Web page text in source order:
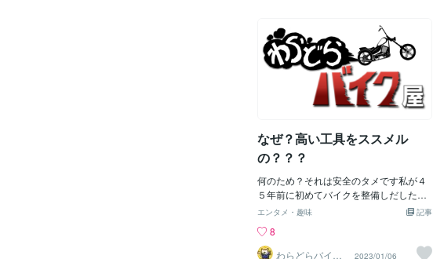
っぱいあるでしょうね？例えば・オート
バイのエンジンの回転が上がらないこれ
をググると「回転数が悪くアクセルの吹
け上がりが悪いときは、インシュレータ
ー（キャブレターホルダー）の2次エアの
疑いがある箇所を点検・修理します。 2
次エアが発生する原因は主に、衝撃によ
滑材をスプレーしたときに、インテーク
マニホールド部分が潤滑材を吸い込むか
どうかで2次エアの有無を確認できま
す。」などなど一ぱい出てきますじつは
これらはオートバイの事がわかる人への
回答なのですこの回答が何を言ってるか
トｇｔｐ”で聞く？？？それも詳しくない
無いんですねそこで新サービスオートバ
なぜ？高い工具をススメル
の？？？
何のため？それは安全のタメです私が４
５年前に初めてバイクを整備しだした時
に近所のホームセンターで９８０円のラ
たココのブログシリーズで前に書いたと
うりこのラチェット＆ソケットはとても
記事
エンタメ・趣味
8
わらどらバイク
2023/01/06